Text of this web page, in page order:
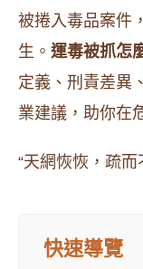
被捲入毒品案件
生。 運毒被抓怎
定義、刑責差異
業建議，助你在
“天網恢恢，疏
快速導覽